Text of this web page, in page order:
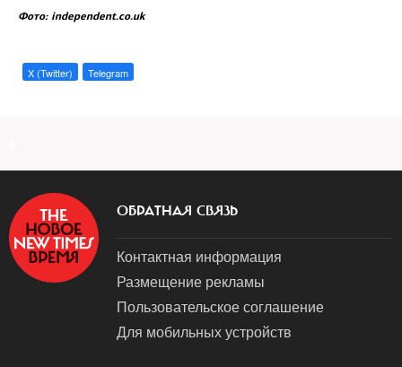
Фото: independent.co.uk
X (Twitter) Telegram
ОБРАТНАЯ СВЯЗЬ
Контактная информация
Размещение рекламы
Пользовательское соглашение
Для мобильных устройств